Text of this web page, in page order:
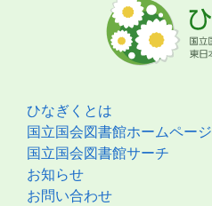
ひなぎくとは
国立国会図書館ホームページ
国立国会図書館サーチ
お知らせ
お問い合わせ